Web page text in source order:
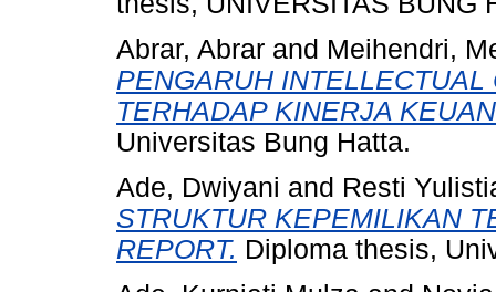
Abrar, Abrar and Meihendri,
PENGARUH
TERHADAP KINERJA
Universitas Bung Hatta.
Ade, Dwiyani and Resti
STRUKTUR KEPEMILIKAN
REPORT. Diploma thesis,